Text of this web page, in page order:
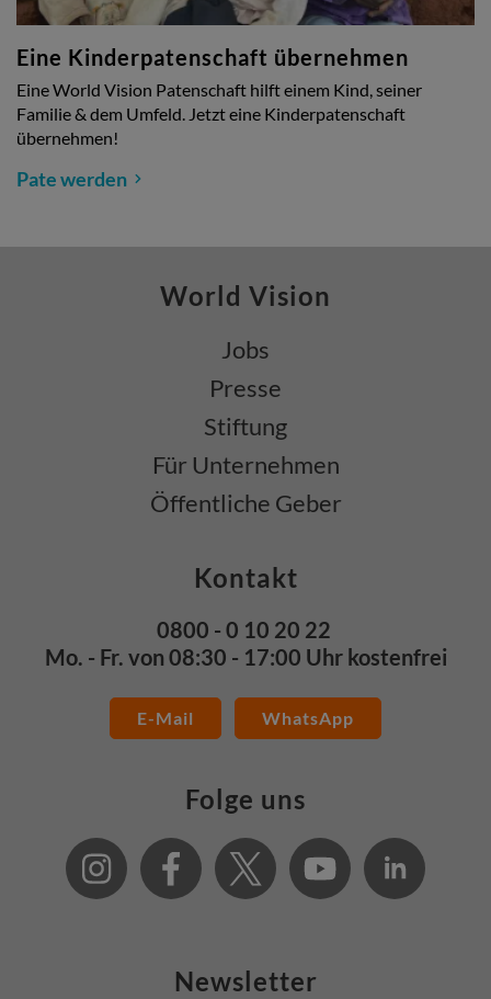
Eine Kinderpatenschaft übernehmen
Eine World Vision Patenschaft hilft einem Kind, seiner
Familie & dem Umfeld. Jetzt eine Kinderpatenschaft
übernehmen!
Pate werden
World Vision
Jobs
Presse
Stiftung
Für Unternehmen
Öffentliche Geber
Kontakt
0800 - 0 10 20 22
Mo. - Fr. von 08:30 - 17:00 Uhr kostenfrei
E-Mail WhatsApp
Folge uns
Newsletter